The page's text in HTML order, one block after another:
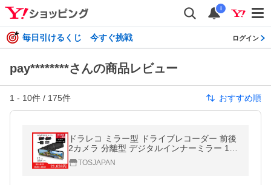
i
毎日引けるくじ 今すぐ挑戦 ログイン
pay********さんの商品レビュー
1 - 10件 / 175件 おすすめ順
ドラレコ ミラー型 ドライブレコーダー 前後
2カメラ 分離型 デジタルインナーミラー 12
インチ SONY STARVIS 駐車監視 あおり運転
対策 ノイズ対策 GPS PR998C
TOSJAPAN